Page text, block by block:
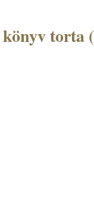
torta